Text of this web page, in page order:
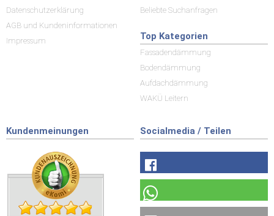
Datenschutzerklärung
AGB und Kundeninformationen
Impressum
Beliebte Suchanfragen
Top Kategorien
Fassadendämmung
Bodendämmung
Aufdachdämmung
WAKÜ Leitern
Kundenmeinungen Socialmedia / Teilen